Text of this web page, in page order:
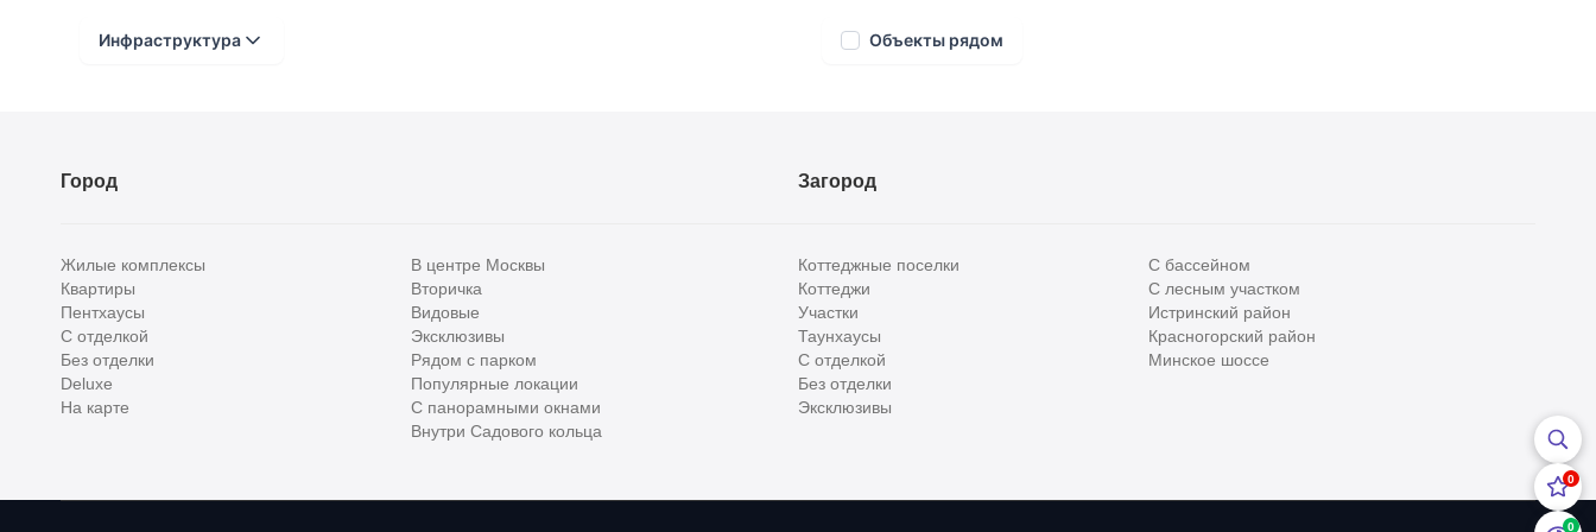
2 этаж: холл, 3 спальни с с/у, мастер-блок (спальня, с/у, гардеробная, балкон).
Инфраструктура
Детские сады
Поликлиники
Больницы
Объекты рядом
Город
Жилые комплексы
Квартиры
Пентхаусы
С отделкой
Без отделки
Deluxe
На карте
В центре Москвы
Вторичка
Видовые
Эксклюзивы
Рядом с парком
Популярные локации
С панорамными окнами
Внутри Садового кольца
Загород
Коттеджные поселки
Коттеджи
Участки
Таунхаусы
С отделкой
Без отделки
Эксклюзивы
С бассейном
С лесным участком
Истринский район
Красногорский район
Минское шоссе
0
0
Все
Сегодня